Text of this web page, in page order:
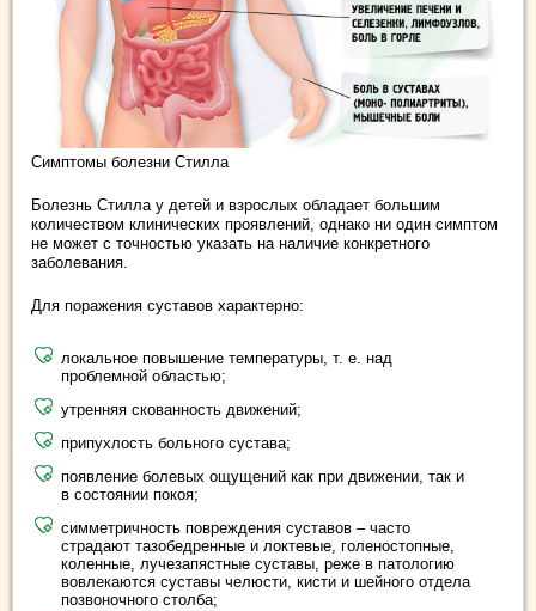
Симптомы болезни Стилла
Болезнь Стилла у детей и взрослых обладает большим
количеством клинических проявлений, однако ни один симптом
не может с точностью указать на наличие конкретного
заболевания.
Для поражения суставов характерно:
локальное повышение температуры, т. е. над
проблемной областью;
утренняя скованность движений;
припухлость больного сустава;
появление болевых ощущений как при движении, так и
в состоянии покоя;
симметричность повреждения суставов – часто
страдают тазобедренные и локтевые, голеностопные,
коленные, лучезапястные суставы, реже в патологию
вовлекаются суставы челюсти, кисти и шейного отдела
позвоночного столба;